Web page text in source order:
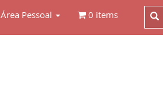
Área Pessoal 0 items